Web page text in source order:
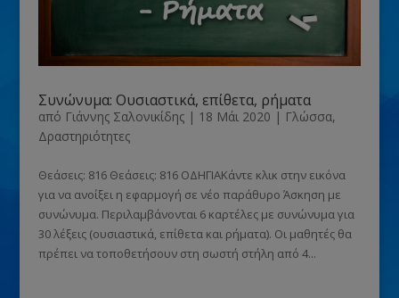
Συνώνυμα: Ουσιαστικά, επίθετα, ρήματα
από Γιάννης Σαλονικίδης| 18 Μάι 2020 | Γλώσσα,
Δραστηριότητες
Θεάσεις: 816 Θεάσεις: 816 ΟΔΗΓΙΑΚάντε κλικ στην εικόνα
για να ανοίξει η εφαρμογή σε νέο παράθυρο Άσκηση με
συνώνυμα. Περιλαμβάνονται 6 καρτέλες με συνώνυμα για
30 λέξεις (ουσιαστικά, επίθετα και ρήματα). Οι μαθητές θα
πρέπει να τοποθετήσουν στη σωστή στήλη από 4...